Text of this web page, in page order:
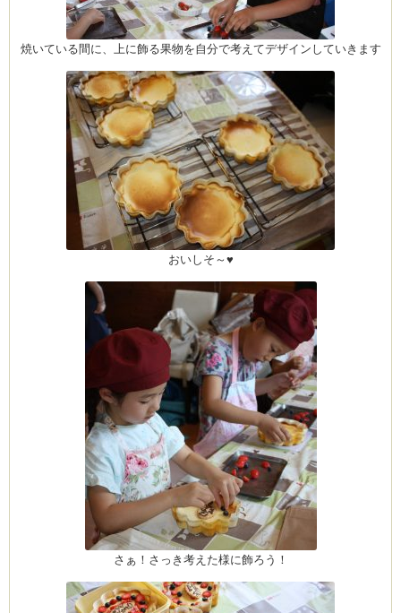
焼いている間に、上に飾る果物を自分で考えてデザインしていきます
おいしそ～♥
さぁ！さっき考えた様に飾ろう！